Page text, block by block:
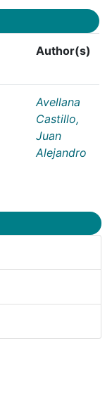
Author(s)
Avellana
Castillo,
Juan
Alejandro